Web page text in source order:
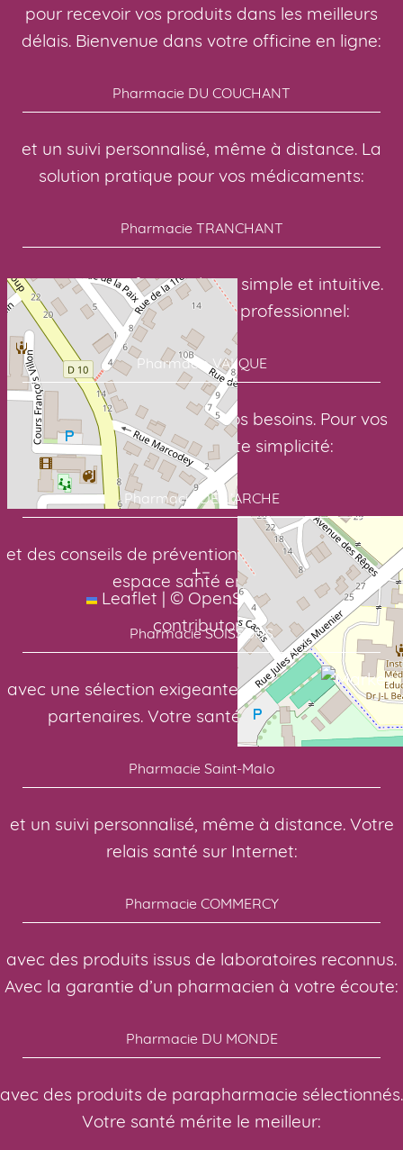
+−
Leaflet | © OpenStreetMap
contributors
pour recevoir vos produits dans les meilleurs
délais. Bienvenue dans votre officine en ligne:
Pharmacie DU COUCHANT
et un suivi personnalisé, même à distance. La
solution pratique pour vos médicaments:
Pharmacie TRANCHANT
avec une interface en ligne simple et intuitive.
Avec un suivi sérieux et professionnel:
Pharmacie VALQUE
pour des soins adaptés à vos besoins. Pour vos
médicaments en toute simplicité:
Pharmacie DE L’ARCHE
et des conseils de prévention toute l’année. Votre
espace santé en ligne:
Pharmacie SOISSONS
avec une sélection exigeante de nos laboratoires
partenaires. Votre santé, notre priorité:
Pharmacie Saint-Malo
et un suivi personnalisé, même à distance. Votre
relais santé sur Internet:
Pharmacie COMMERCY
avec des produits issus de laboratoires reconnus.
Avec la garantie d’un pharmacien à votre écoute:
Pharmacie DU MONDE
avec des produits de parapharmacie sélectionnés.
Votre santé mérite le meilleur: